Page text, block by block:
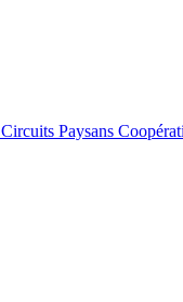
Circuits Paysans